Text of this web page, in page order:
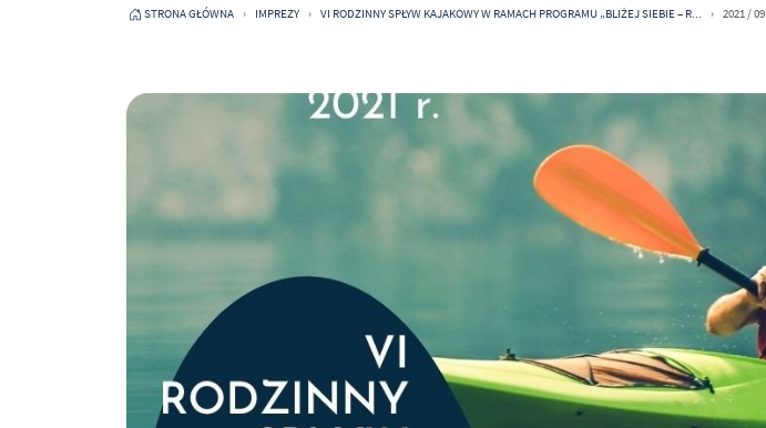
STRONA GŁÓWNA IMPREZY VI RODZINNY SPŁYW KAJAKOWY W RAMACH PROGRAMU „BLIŻEJ SIEBIE – R... 2021 / 09